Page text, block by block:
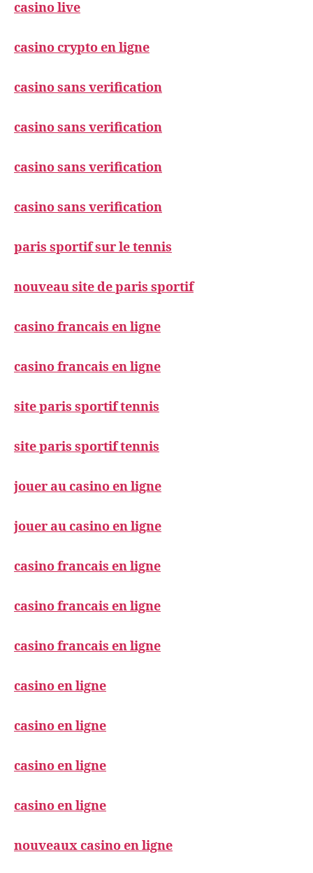
casino live
casino crypto en ligne
casino sans verification
casino sans verification
casino sans verification
casino sans verification
paris sportif sur le tennis
nouveau site de paris sportif
casino francais en ligne
casino francais en ligne
site paris sportif tennis
site paris sportif tennis
jouer au casino en ligne
jouer au casino en ligne
casino francais en ligne
casino francais en ligne
casino francais en ligne
casino en ligne
casino en ligne
casino en ligne
casino en ligne
nouveaux casino en ligne